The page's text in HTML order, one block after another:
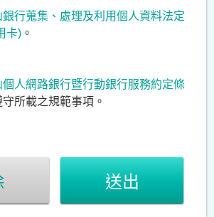
銀行蒐集、處理及利用個人資料法定
卡) 。
個人網路銀行暨行動銀行服務約定條
守所載之規範事項。
送出